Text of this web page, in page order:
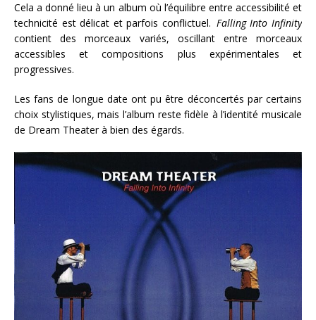
Cela a donné lieu à un album où l’équilibre entre accessibilité et
technicité est délicat et parfois conflictuel. Falling Into Infinity
contient des morceaux variés, oscillant entre morceaux
accessibles et compositions plus expérimentales et
progressives.
Les fans de longue date ont pu être déconcertés par certains
choix stylistiques, mais l’album reste fidèle à l’identité musicale
de Dream Theater à bien des égards.